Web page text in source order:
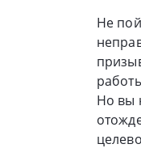
Не
Но вы